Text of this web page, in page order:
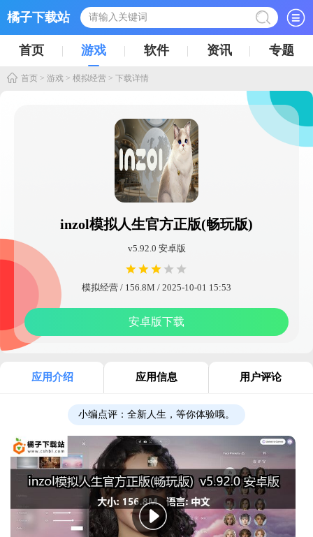
橘子下载站
首页 游戏 软件 资讯 专题
首页 > 游戏 > 模拟经营 > 下载详情
inzol模拟人生官方正版(畅玩版)
v5.92.0 安卓版
模拟经营 / 156.8M / 2025-10-01 15:53
安卓版下载
应用介绍 应用信息 用户评论
小编点评： 全新人生，等你体验哦。